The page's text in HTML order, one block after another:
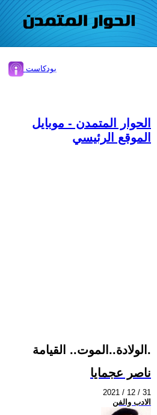
بودكاست
الحوار المتمدن - موبايل
الموقع الرئيسي
الولادة..الموت.. القيامة.
ناصر عجمايا
2021 / 12 / 31
الادب والفن